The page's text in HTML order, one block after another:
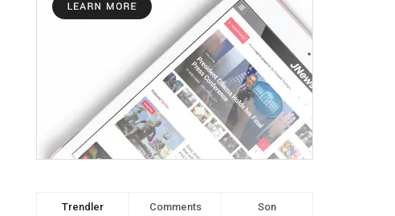
Trendler Comments Son